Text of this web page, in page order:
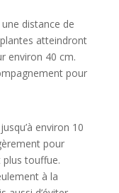
distance de
atteindront
environ 40 cm.
pour
environ 10
pour
plus touffue.
à la